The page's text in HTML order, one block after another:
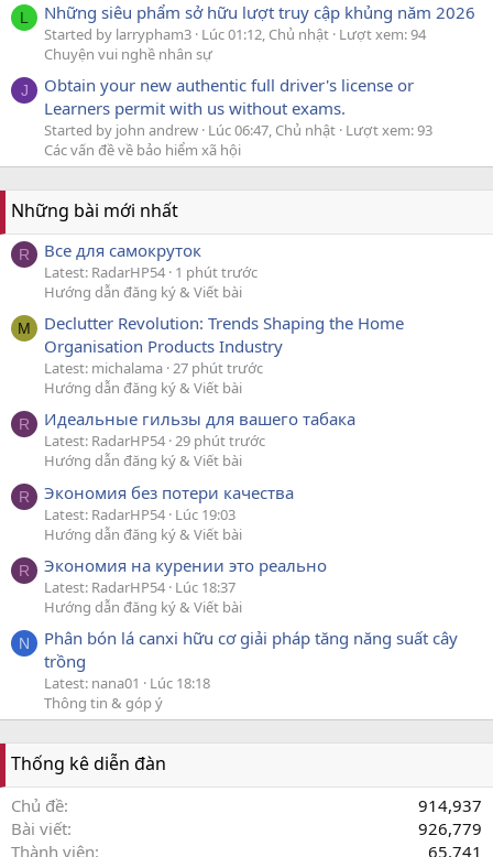
L Những siêu phẩm sở hữu lượt truy cập khủng năm 2026
Started by larrypham3 Lúc 01:12, Chủ nhật Lượt xem: 94
Chuyện vui nghề nhân sự
J
Obtain your new authentic full driver's license or
Learners permit with us without exams.
Started by john andrew Lúc 06:47, Chủ nhật Lượt xem: 93
Các vấn đề về bảo hiểm xã hội
Những bài mới nhất
R Все для самокруток
Latest: RadarHP54 1 phút trước
Hướng dẫn đăng ký & Viết bài
M
Declutter Revolution: Trends Shaping the Home
Organisation Products Industry
Latest: michalama 27 phút trước
Hướng dẫn đăng ký & Viết bài
R Идеальные гильзы для вашего табака
Latest: RadarHP54 29 phút trước
Hướng dẫn đăng ký & Viết bài
R Экономия без потери качества
Latest: RadarHP54 Lúc 19:03
Hướng dẫn đăng ký & Viết bài
R Экономия на курении это реально
Latest: RadarHP54 Lúc 18:37
Hướng dẫn đăng ký & Viết bài
N
Phân bón lá canxi hữu cơ giải pháp tăng năng suất cây
trồng
Latest: nana01
Lúc 18:18
Thông tin & góp ý
Thống kê diễn đàn
Chủ đề
914,937
Bài viết
926,779
Thành viên
65,741